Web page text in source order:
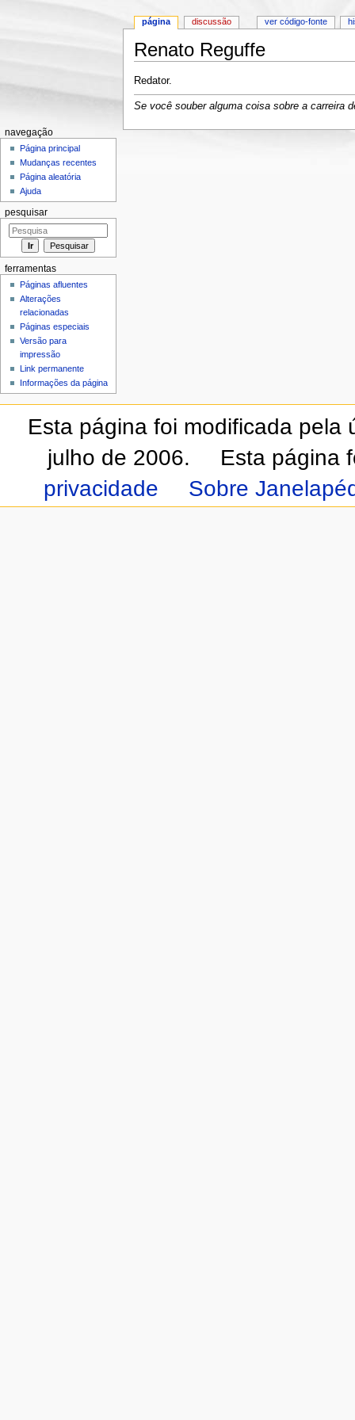
Renato Reguffe
Redator.
Se você souber alguma coisa sobre a carreira
página discussão ver código-fonte
navegação
Página principal
Mudanças recentes
Página aleatória
Ajuda
pesquisar
ferramentas
Páginas afluentes
Alterações
relacionadas
Páginas especiais
Versão para
impressão
Link permanente
Informações da página
Esta página foi modificada pela
julho de 2006.
Esta página
privacidade
Sobre